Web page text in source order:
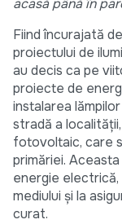
acasă până în
Fiind încurajată
proiectului de
au decis ca pe
proiecte de
instalarea
stradă a
fotovoltaic, care
primăriei.
energie
mediului și la
curat.